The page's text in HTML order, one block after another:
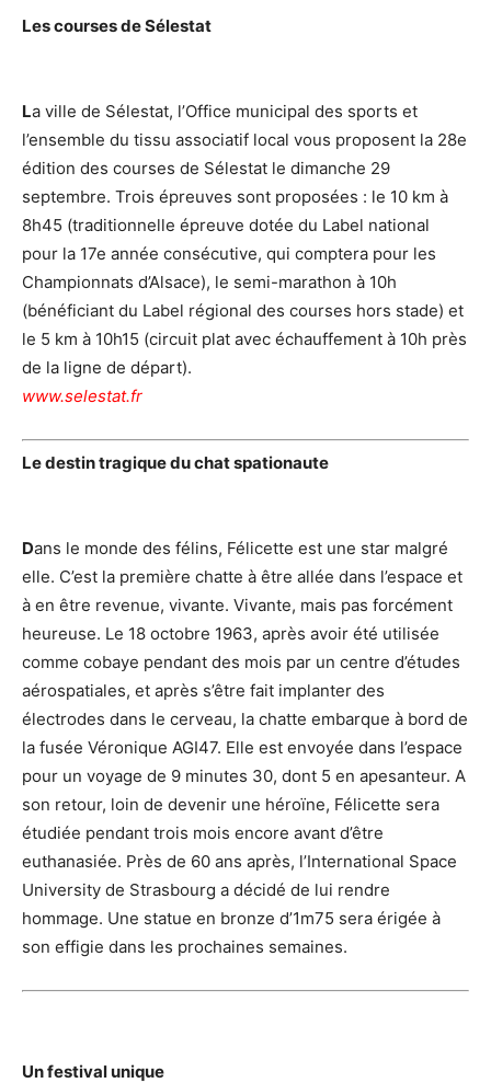
Les courses de Sélestat
La ville de Sélestat, l’Office municipal des sports et
l’ensemble du tissu associatif local vous proposent la 28e
édition des courses de Sélestat le dimanche 29
septembre. Trois épreuves sont proposées : le 10 km à
8h45 (traditionnelle épreuve dotée du Label national
pour la 17e année consécutive, qui comptera pour les
Championnats d’Alsace), le semi-marathon à 10h
(bénéficiant du Label régional des courses hors stade) et
le 5 km à 10h15 (circuit plat avec échauffement à 10h près
de la ligne de départ).
www.selestat.fr
Le destin tragique du chat spationaute
Dans le monde des félins, Félicette est une star malgré
elle. C’est la première chatte à être allée dans l’espace et
à en être revenue, vivante. Vivante, mais pas forcément
heureuse. Le 18 octobre 1963, après avoir été utilisée
comme cobaye pendant des mois par un centre d’études
aérospatiales, et après s’être fait implanter des
électrodes dans le cerveau, la chatte embarque à bord de
la fusée Véronique AGI47. Elle est envoyée dans l’espace
pour un voyage de 9 minutes 30, dont 5 en apesanteur. A
son retour, loin de devenir une héroïne, Félicette sera
étudiée pendant trois mois encore avant d’être
euthanasiée. Près de 60 ans après, l’International Space
University de Strasbourg a décidé de lui rendre
hommage. Une statue en bronze d’1m75 sera érigée à
son effigie dans les prochaines semaines.
Un festival unique